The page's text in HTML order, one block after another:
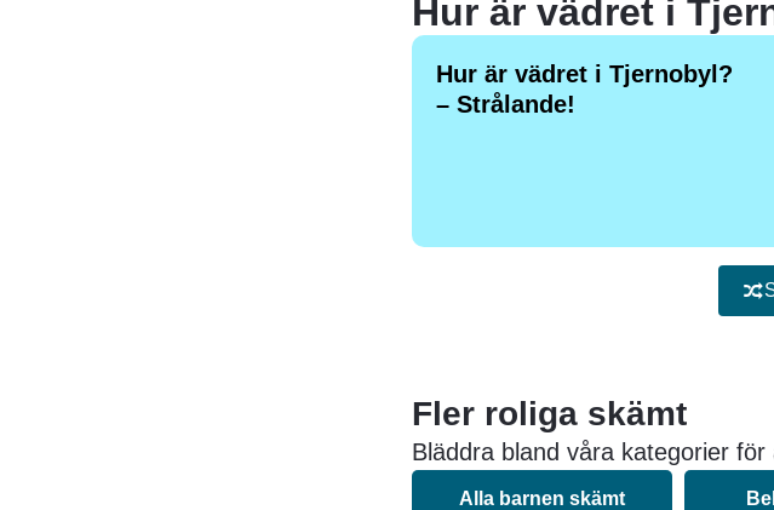
Hur är vädret i
Hur är vädret i Tjernobyl?
– Strålande!
Fler roliga skämt
Bläddra bland våra kategorier
Alla barnen skämt